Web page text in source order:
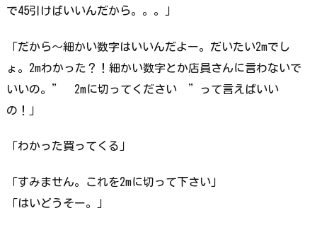
で45引けばいいんだから。。。」
「だから～細かい数字はいいんだよー。だいたい2mでし
ょ。2mわかった？！細かい数字とか店員さんに言わないで
いいの。” 2mに切ってください ”って言えばいい
の！」
「わかった買ってくる」
「すみません。これを2mに切って下さい」
「はいどうそー。」